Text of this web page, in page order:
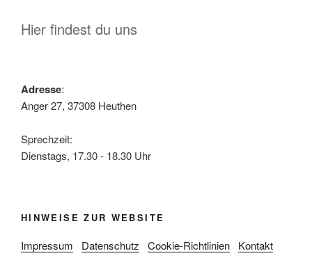
Hier findest du uns
Adresse:
Anger 27, 37308 Heuthen
Sprechzeit:
Dienstags, 17.30 - 18.30 Uhr
HINWEISE ZUR WEBSITE
Impressum Datenschutz Cookie-Richtlinien Kontakt